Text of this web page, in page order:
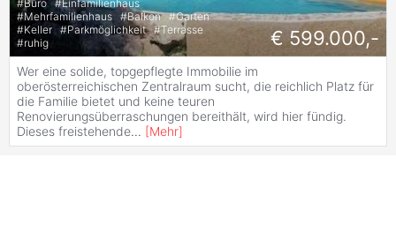
#Büro #Einfamilienhaus
#Mehrfamilienhaus #Balkon #Garten
#Keller #Parkmöglichkeit #Terrasse
#ruhig € 599.000,-
Wer eine solide, topgepflegte Immobilie im
oberösterreichischen Zentralraum sucht, die reichlich Platz für
die Familie bietet und keine teuren
Renovierungsüberraschungen bereithält, wird hier fündig.
Dieses freistehende... [Mehr]